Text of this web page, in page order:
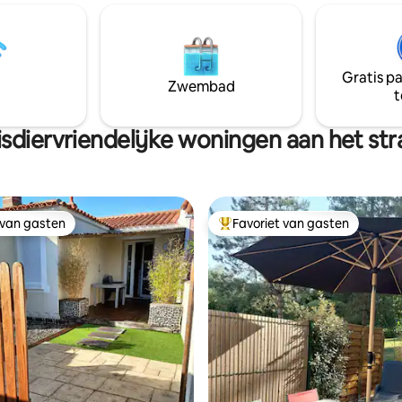
voor geliefden,
of met vrienden. Je hebt je
garage; ideaal voor je
het opslaan van fietsen,
woonkamer met uitzicht op de
een slaapkamer met badkamer
een volledige wasruimte
droger, strijkset), gastentoilet. Welkom
Zwembad
Gratis
woningen aan het
gasten
gasten Topfavoriet van gasten
Favoriet van gasten